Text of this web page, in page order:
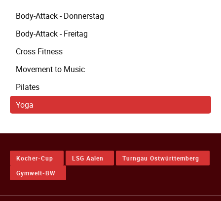
überspringen
Body-Attack - Donnerstag
Body-Attack - Freitag
Cross Fitness
Movement to Music
Pilates
Yoga
Kocher-Cup LSG Aalen
Turngau Ostwürttemberg
Gymwelt-BW